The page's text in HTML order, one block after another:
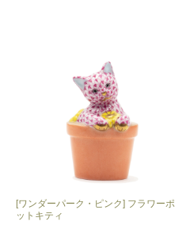
[ワンダーパーク・ピンク] フラワーポ
ットキティ